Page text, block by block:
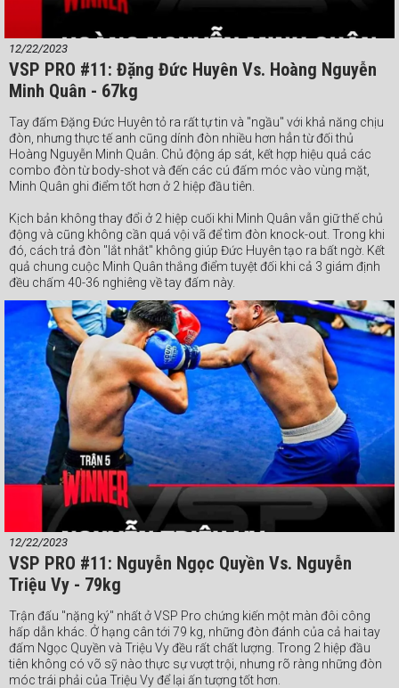
12/22/2023
VSP PRO #11: Đặng Đức Huyên Vs. Hoàng Nguyễn
Minh Quân - 67kg
Tay đấm Đặng Đức Huyên tỏ ra rất tự tin và "ngầu" với khả năng chịu
đòn, nhưng thực tế anh cũng dính đòn nhiều hơn hẳn từ đối thủ
Hoàng Nguyễn Minh Quân. Chủ động áp sát, kết hợp hiệu quả các
combo đòn từ body-shot và đến các cú đấm móc vào vùng mặt,
Minh Quân ghi điểm tốt hơn ở 2 hiệp đầu tiên.
Kịch bản không thay đổi ở 2 hiệp cuối khi Minh Quân vẫn giữ thế chủ
động và cũng không cần quá vội vã để tìm đòn knock-out. Trong khi
đó, cách trả đòn "lắt nhắt" không giúp Đức Huyên tạo ra bất ngờ. Kết
quả chung cuộc Minh Quân thắng điểm tuyệt đối khi cả 3 giám định
đều chấm 40-36 nghiêng về tay đấm này.
#Webthethao #VSPBoxing #boxing #quyenanh
12/22/2023
VSP PRO #11: Nguyễn Ngọc Quyền Vs. Nguyễn
Triệu Vy - 79kg
Trận đấu "nặng ký" nhất ở VSP Pro chứng kiến một màn đôi công
hấp dẫn khác. Ở hạng cân tới 79 kg, những đòn đánh của cả hai tay
đấm Ngọc Quyền và Triệu Vy đều rất chất lượng. Trong 2 hiệp đầu
tiên không có võ sỹ nào thực sự vượt trội, nhưng rõ ràng những đòn
móc trái phải của Triệu Vy để lại ấn tượng tốt hơn.